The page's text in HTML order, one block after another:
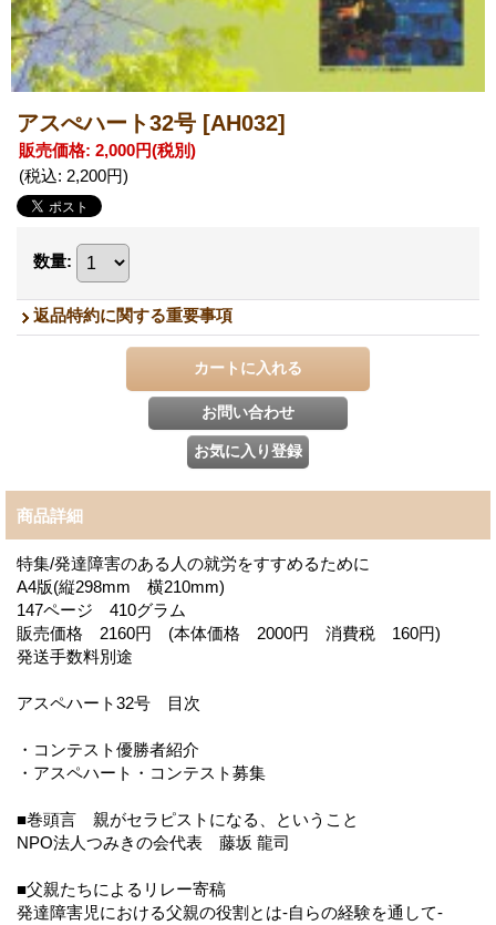
アスぺハート32号 [AH032]
販売価格: 2,000円(税別)
(税込: 2,200円)
数量:
返品特約に関する重要事項
商品詳細
特集/発達障害のある人の就労をすすめるために
A4版(縦298mm 横210mm)
147ページ 410グラム
販売価格 2160円 (本体価格 2000円 消費税 160円)
発送手数料別途
アスペハート32号 目次
・コンテスト優勝者紹介
・アスペハート・コンテスト募集
■巻頭言 親がセラピストになる、ということ
NPO法人つみきの会代表 藤坂 龍司
■父親たちによるリレー寄稿
発達障害児における父親の役割とは-自らの経験を通して-